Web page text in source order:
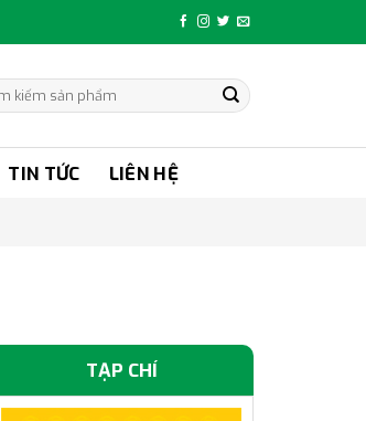
TIN TỨC LIÊN HỆ
TẠP CHÍ